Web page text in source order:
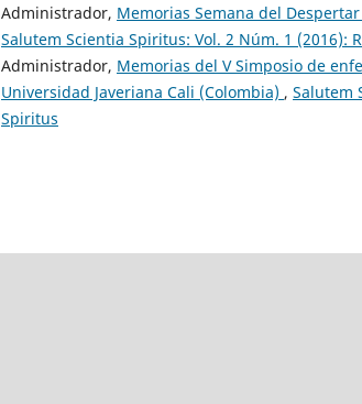
Administrador, Memorias Semana del
Salutem Scientia Spiritus: Vol. 2 Núm. 1 (2016):
Administrador, Memorias del V Simposio de
Universidad Javeriana Cali (Colombia) , Salutem
Spiritus